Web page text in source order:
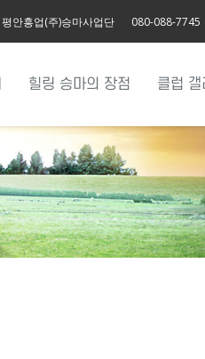
평안흥업(주)승마사업단 080-088-7745
힐링 승마의 장점 클럽 갤